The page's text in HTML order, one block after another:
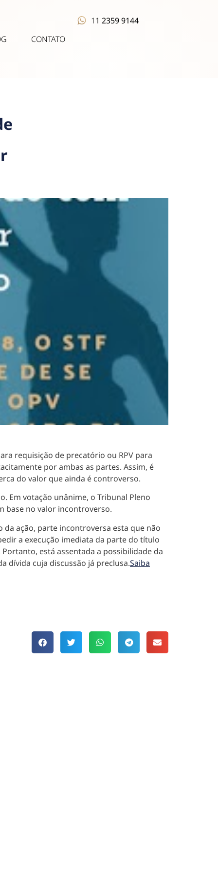
CONTATO
11 2359 9144
requisição de precatório ou RPV para
por ambas as partes. Assim, é
do valor que ainda é controverso.
Em votação unânime, o Tribunal Pleno
base no valor incontroverso.
ação, parte incontroversa esta que não
a execução imediata da parte do título
está assentada a possibilidade da
dívida cuja discussão já preclusa.Saiba